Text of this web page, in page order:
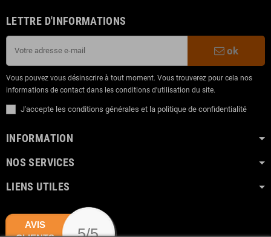
LETTRE D'INFORMATIONS
ok
Vous pouvez vous désinscrire à tout moment. Vous trouverez pour cela nos
informations de contact dans les conditions d'utilisation du site.
J'accepte les conditions générales et la politique de confidentialité
INFORMATION
NOS SERVICES
LIENS UTILES
AVIS
5/5